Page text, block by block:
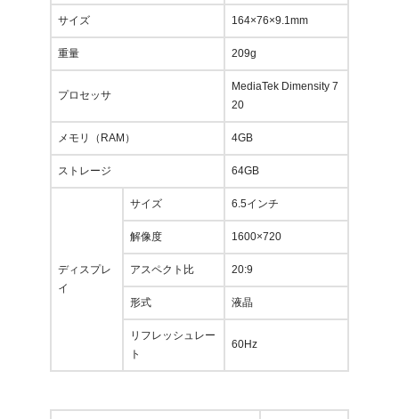
サイズ 164×76×9.1mm
重量 209g
プロセッサ
MediaTek Dimensity 7
20
メモリ（RAM） 4GB
ストレージ 64GB
ディスプレ
イ
サイズ 6.5インチ
解像度 1600×720
アスペクト比 20:9
形式 液晶
リフレッシュレー
ト
60Hz